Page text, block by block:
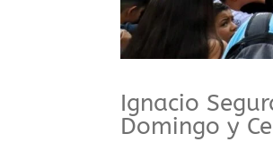
Ignacio
Domingo y